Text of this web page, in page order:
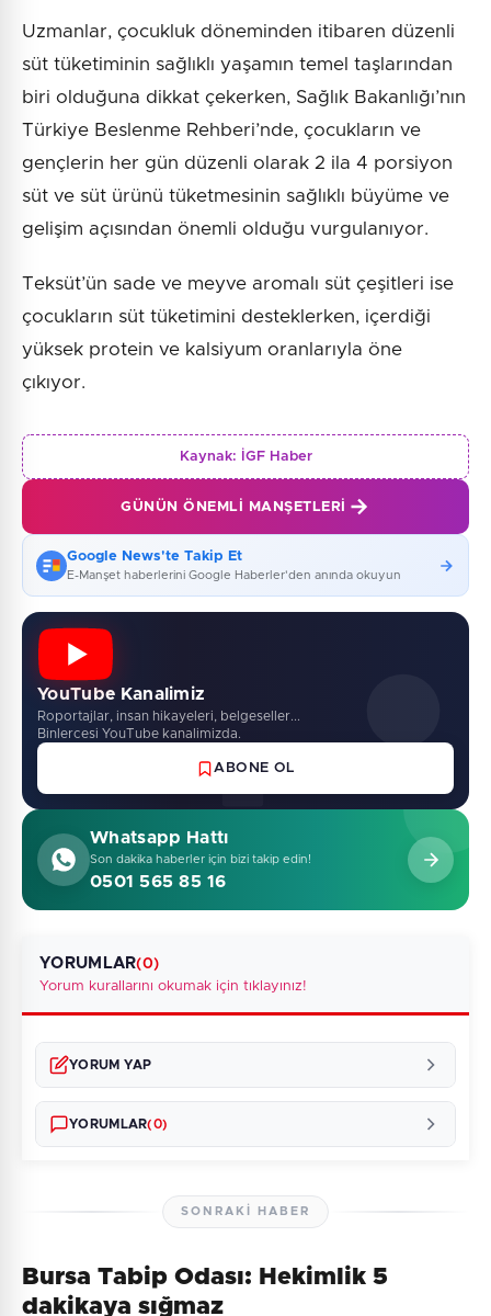
Uzmanlar, çocukluk döneminden itibaren düzenli
süt tüketiminin sağlıklı yaşamın temel taşlarından
biri olduğuna dikkat çekerken, Sağlık Bakanlığı’nın
Türkiye Beslenme Rehberi’nde, çocukların ve
gençlerin her gün düzenli olarak 2 ila 4 porsiyon
süt ve süt ürünü tüketmesinin sağlıklı büyüme ve
gelişim açısından önemli olduğu vurgulanıyor.
Teksüt’ün sade ve meyve aromalı süt çeşitleri ise
çocukların süt tüketimini desteklerken, içerdiği
yüksek protein ve kalsiyum oranlarıyla öne
çıkıyor.
Kaynak: İGF Haber
GÜNÜN ÖNEMLI MANŞETLERI
Google News'te Takip Et
E-Manşet haberlerini Google Haberler'den anında okuyun
YouTube Kanalimiz
Roportajlar, insan hikayeleri, belgeseller...
Binlercesi YouTube kanalimizda.
ABONE OL
Whatsapp Hattı
Son dakika haberler için bizi takip edin!
0501 565 85 16
YORUMLAR(0)
Yorum kurallarını okumak için tıklayınız!
YORUM YAP
YORUMLAR(0)
Henüz yorum yapılmamış. İlk yorumu siz yapın!
SONRAKI HABER
Bursa Tabip Odası: Hekimlik 5
dakikaya sığmaz